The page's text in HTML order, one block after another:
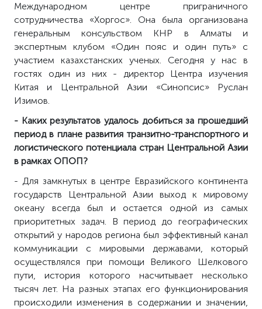
Международном центре приграничного
сотрудничества «Хоргос». Она была организована
генеральным консульством КНР в Алматы и
экспертным клубом «Один пояс и один путь» с
участием казахстанских ученых. Сегодня у нас в
гостях один из них - директор Центра изучения
Китая и Центральной Азии «Синопсис» Руслан
Изимов.
- Каких результатов удалось добиться за прошедший
период в плане развития транзитно-транспортного и
логистического потенциала стран Центральной Азии
в рамках ОПОП?
- Для замкнутых в центре Евразийского континента
государств Центральной Азии выход к мировому
океану всегда был и остается одной из самых
приоритетных задач. В период до географических
открытий у народов региона был эффективный канал
коммуникации с мировыми державами, который
осуществлялся при помощи Великого Шелкового
пути, история которого насчитывает несколько
тысяч лет. На разных этапах его функционирования
происходили изменения в содержании и значении,